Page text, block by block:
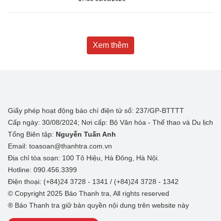
Xem thêm
Giấy phép hoạt động báo chí điện tử số: 237/GP-BTTTT
Cấp ngày: 30/08/2024; Nơi cấp: Bộ Văn hóa - Thể thao và Du lịch
Tổng Biên tập: Nguyễn Tuấn Anh
Email: toasoan@thanhtra.com.vn
Địa chỉ tòa soạn: 100 Tô Hiệu, Hà Đông, Hà Nội.
Hotline: 090.456.3399
Điện thoại: (+84)24 3728 - 1341 / (+84)24 3728 - 1342
© Copyright 2025 Báo Thanh tra, All rights reserved
® Báo Thanh tra giữ bản quyền nội dung trên website này